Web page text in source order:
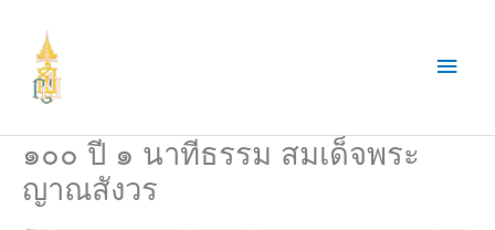
content
Main
๑๐๐ ปี ๑ นาทีธรรม สมเด็จพระ
ญาณสังวร